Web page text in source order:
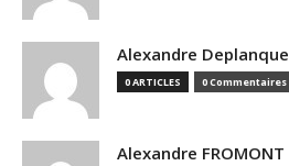
Alexandre Deplanque
0 ARTICLES 0 Commentaires
Alexandre FROMONT